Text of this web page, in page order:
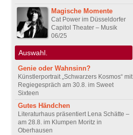
Magische Momente
Cat Power im Düsseldorfer
Capitol Theater – Musik
06/25
Auswahl.
Genie oder Wahnsinn?
Künstlerportrait „Schwarzers Kosmos“ mit
Regiegespräch am 30.8. im Sweet
Sixteen
Gutes Händchen
Literaturhaus präsentiert Lena Schätte –
am 28.8. im Klumpen Moritz in
Oberhausen